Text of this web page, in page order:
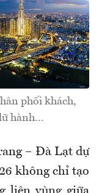
phối khách,
hành...
– Đà Lạt dự
không chỉ tạo